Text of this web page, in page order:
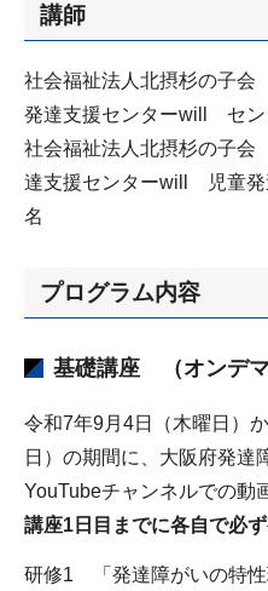
講師
社会福祉法人北摂杉の子
発達支援センターwill セン
社会福祉法人北摂杉の子
達支援センターwill 児童
名
プログラム内容
基礎講座 （オンデマ
令和7年9月4日（木曜日）
日）の期間に、大阪府発達
YouTubeチャンネルでの動
講座1日目までに各自で必
研修1 「発達障がいの特